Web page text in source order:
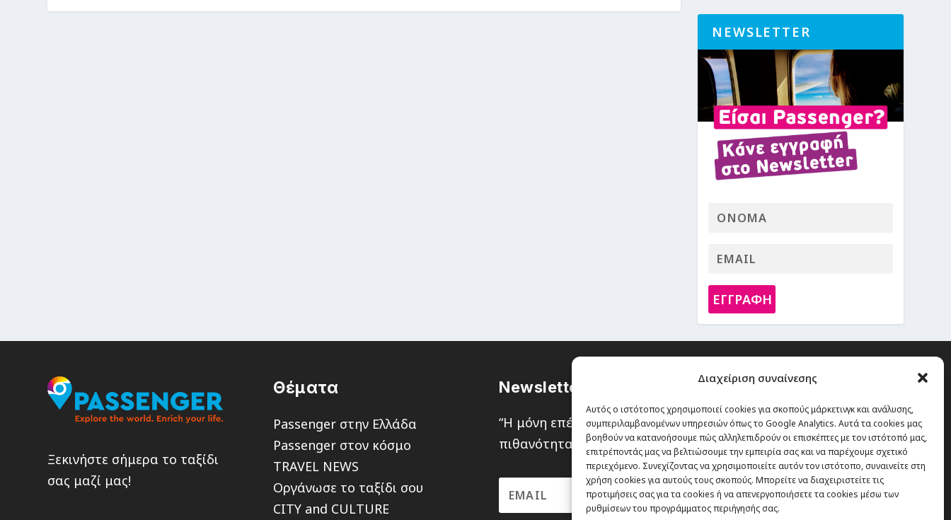
Διαχείριση συναίνεσης
Αυτός ο ιστότοπος χρησιμοποιεί cookies για σκοπούς μάρκετινγκ και ανάλυσης,
συμπεριλαμβανομένων υπηρεσιών όπως το Google Analytics. Αυτά τα cookies μας
βοηθούν να κατανοήσουμε πώς αλληλεπιδρούν οι επισκέπτες με τον ιστότοπό μας,
επιτρέποντάς μας να βελτιώσουμε την εμπειρία σας και να παρέχουμε σχετικό
περιεχόμενο. Συνεχίζοντας να χρησιμοποιείτε αυτόν τον ιστότοπο, συναινείτε στη
χρήση cookies για αυτούς τους σκοπούς. Μπορείτε να διαχειριστείτε τις
προτιμήσεις σας για τα cookies ή να απενεργοποιήσετε τα cookies μέσω των
ρυθμίσεων του προγράμματος περιήγησής σας.
NEWSLETTER
ΕΓΓΡΑΦΗ
Ξεκινήστε σήμερα το ταξίδι
σας μαζί μας!
Θέματα
Passenger στην Ελλάδα
Passenger στον κόσμο
TRAVEL NEWS
Οργάνωσε το ταξίδι σου
CITY and CULTURE
Newsletter
“H μόνη επένδυση από την οποία δεν έχεις καμία απολύτως
πιθανότητα να χάσεις, είναι τα ταξίδια.”
Εγγραφή